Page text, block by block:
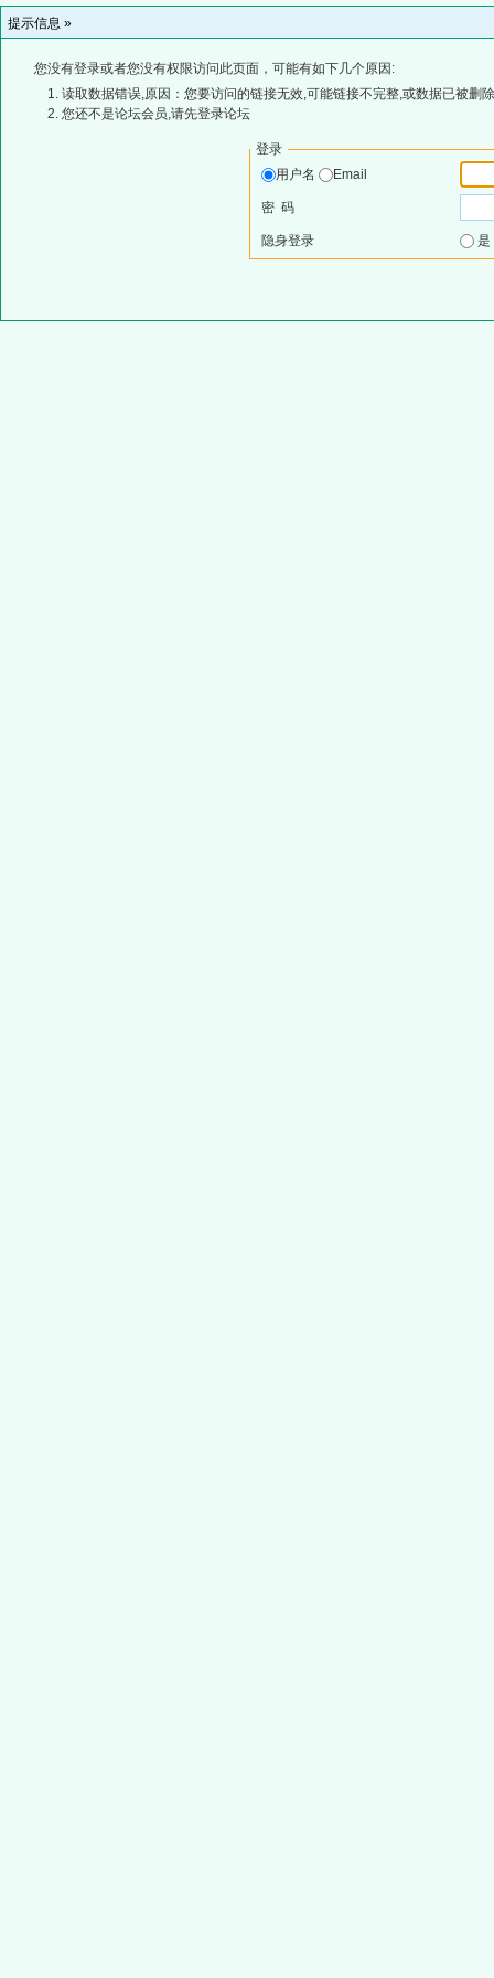
提示信息 »
您没有登录或者您没有权限访问此页面，可能有如下几个原因:
读取数据错误,原因：您要访问的链接无效,可能链接不完整,或数据已被删
您还不是论坛会员,请先登录论坛
登录
用户名
Email
密 码
隐身登录